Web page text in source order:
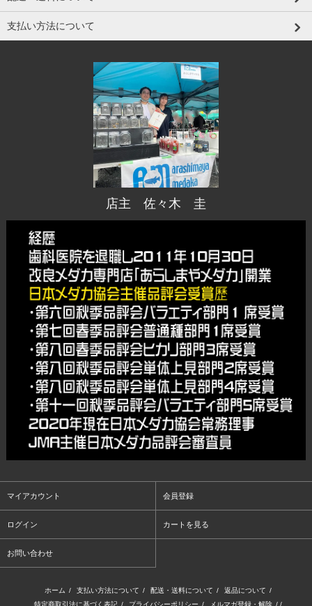
支払い方法について
店主 佐々木 圭
マイアカウント 会員登録
ログイン カートを見る
お問い合わせ
ホーム / 支払い方法について / 配送・送料について / 返品について /
特定商取引法に基づく表記 / プライバシーポリシー / メルマガ登録・解除 / /